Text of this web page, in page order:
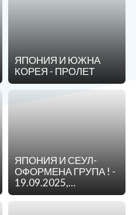
Запитване
ЯПОНИЯ И ЮЖНА
КОРЕЯ - ПРОЛЕТ
ЯПОНИЯ И СЕУЛ-
ОФОРМЕНА ГРУПА ! -
19.09.2025,
17.10.2025,
07.11.2025